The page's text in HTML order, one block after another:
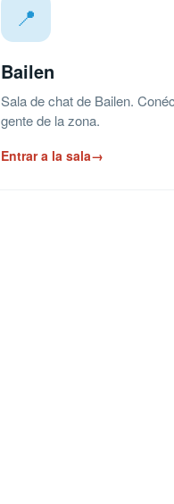
📍
Bailen
Sala de chat de Bailen.
gente de la zona.
Entrar a la sala→